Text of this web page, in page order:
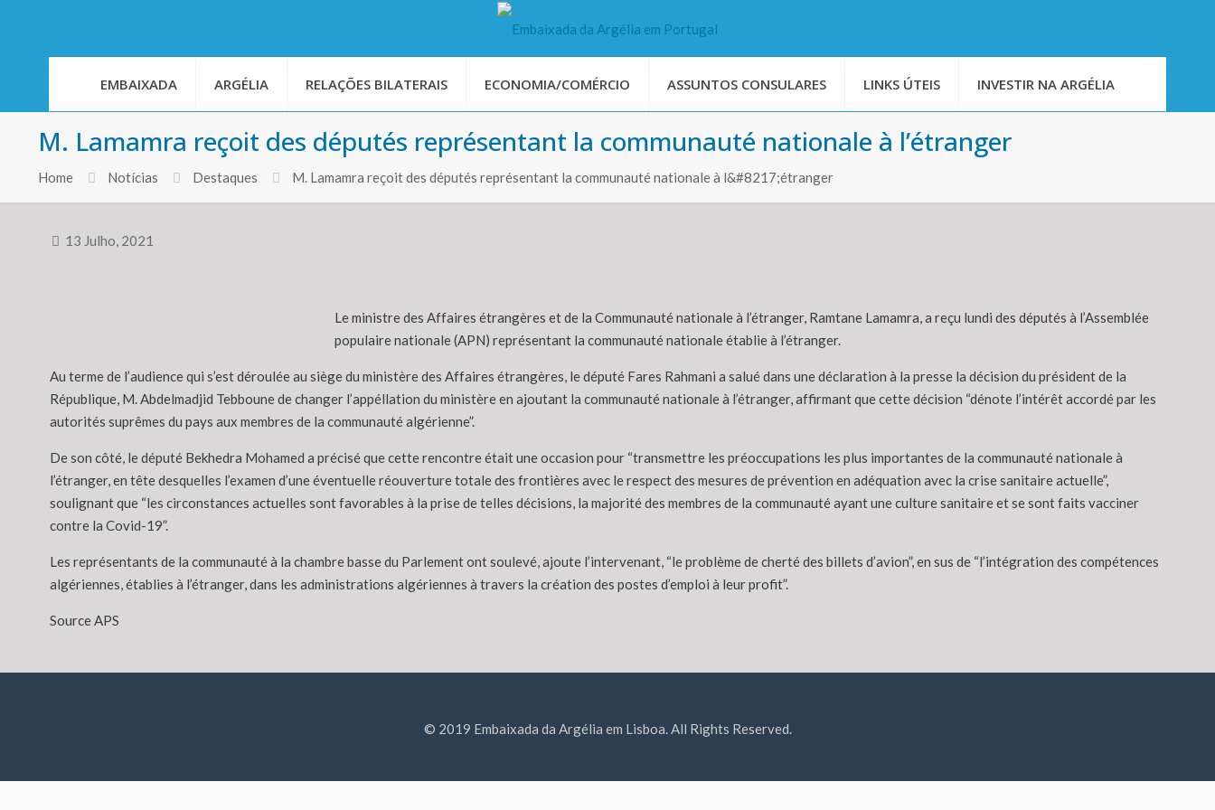
EMBAIXADA ARGÉLIA RELAÇÕES BILATERAIS ECONOMIA/COMÉRCIO ASSUNTOS CONSULARES LINKS ÚTEIS INVESTIR NA ARGÉLIA
M. Lamamra reçoit des députés représentant la communauté nationale à l’étranger
Home Notícias Destaques M. Lamamra reçoit des députés représentant la communauté nationale à l&#8217;étranger
13 Julho, 2021
Le ministre des Affaires étrangères et de la Communauté nationale à l’étranger, Ramtane Lamamra, a reçu lundi des députés à l’Assemblée
populaire nationale (APN) représentant la communauté nationale établie à l’étranger.
Au terme de l’audience qui s’est déroulée au siège du ministère des Affaires étrangères, le député Fares Rahmani a salué dans une déclaration à la presse la décision du président de la
République, M. Abdelmadjid Tebboune de changer l’appéllation du ministère en ajoutant la communauté nationale à l’étranger, affirmant que cette décision “dénote l’intérêt accordé par les
autorités suprêmes du pays aux membres de la communauté algérienne”.
De son côté, le député Bekhedra Mohamed a précisé que cette rencontre était une occasion pour “transmettre les préoccupations les plus importantes de la communauté nationale à
l’étranger, en tête desquelles l’examen d’une éventuelle réouverture totale des frontières avec le respect des mesures de prévention en adéquation avec la crise sanitaire actuelle”,
soulignant que “les circonstances actuelles sont favorables à la prise de telles décisions, la majorité des membres de la communauté ayant une culture sanitaire et se sont faits vacciner
contre la Covid-19”.
Les représentants de la communauté à la chambre basse du Parlement ont soulevé, ajoute l’intervenant, “le problème de cherté des billets d’avion”, en sus de “l’intégration des compétences
algériennes, établies à l’étranger, dans les administrations algériennes à travers la création des postes d’emploi à leur profit”.
Source APS
© 2019 Embaixada da Argélia em Lisboa. All Rights Reserved.